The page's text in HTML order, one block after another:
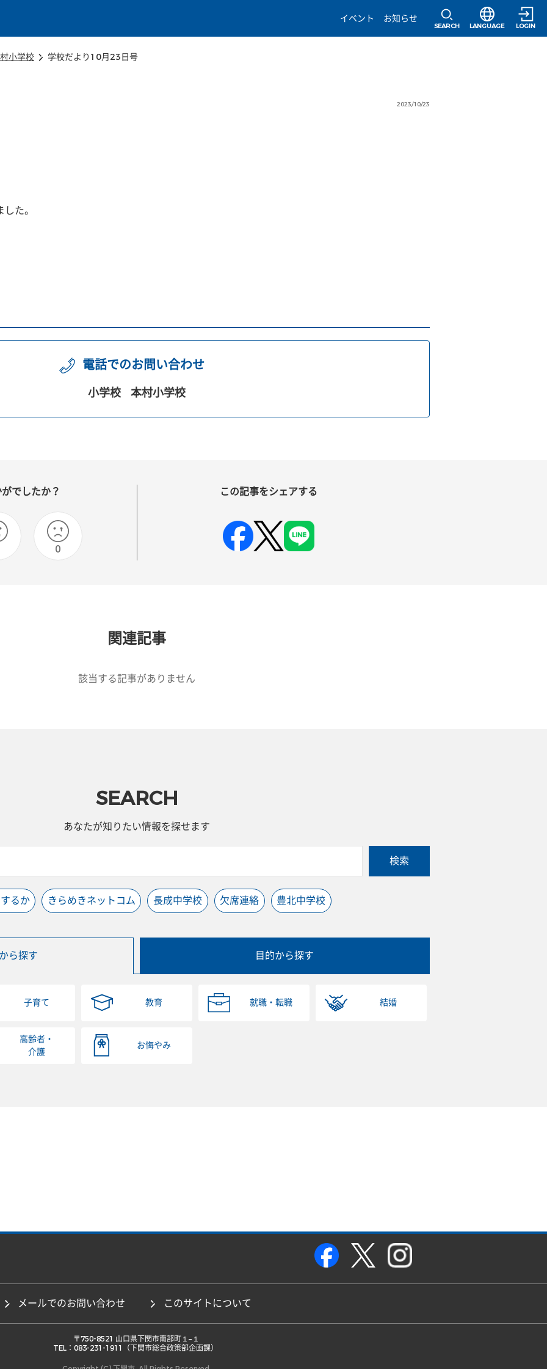
イベント
お知らせ
SEARCH
選択すると言語
LANGUAGE LOGIN
小学校 学校だより10月23日号
2023/10/23
た。
電話でのお問い合わせ
小学校 本村小学校
でしたか？
0
この記事をシェアする
関連記事
該当する記事がありません
SEARCH
あなたが知りたい情報を探せます
検索
るか きらめきネットコム 長成中学校 欠席連絡 豊北中学校
ら探す 目的から探す
子育て 教育 就職・転職 結婚
高齢者・
介護
お悔やみ
メールでのお問い合わせ このサイトについて
TEL：083-231-1911（下関市総合政策部企画課）